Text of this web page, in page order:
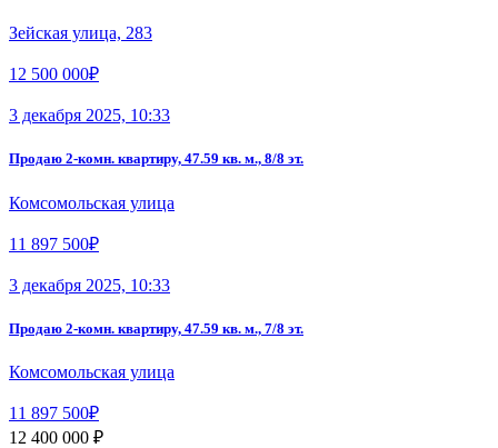
Зейская улица, 283
12 500 000₽
3 декабря 2025, 10:33
Продаю 2-комн. квартиру, 47.59 кв. м., 8/8 эт.
Комсомольская улица
11 897 500₽
3 декабря 2025, 10:33
Продаю 2-комн. квартиру, 47.59 кв. м., 7/8 эт.
Комсомольская улица
11 897 500₽
12 400 000 ₽